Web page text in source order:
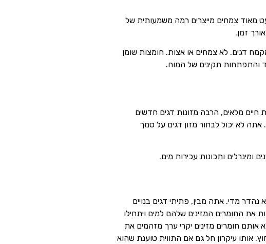
האומגה 3 הם מהצומח. העניין הוא שמעט מאוד צמחים מייצרים רמה משמעותית של
6 שומנים, אז המקור צריך להיות מקמח דגים. לא צמחים או אצות. חומצות שומן
חיים מלאים, הרבה מזונות דגים חדשים
לא יכול לבחור מזון דגים על סמך
ומינרלים ותכונות עכירות מים.
נהדר מדי. אתה מבין, פתיתי דגים בנויים
החומרים המזינים שלהם למים ויתחילו
חומרים מזינים יקרי ערך מזהמים את
אותו עיקרון חל גם אם התווית טוענת שהוא